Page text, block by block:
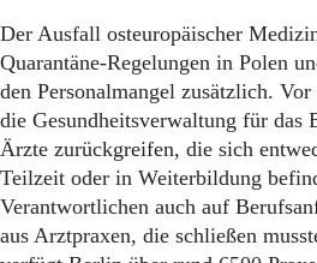
Der Ausfall osteuropäischer
Quarantäne-Regelungen in Polen
den Personalmangel zusätzlich.
die Gesundheitsverwaltung für das
Ärzte zurückgreifen, die sich
Teilzeit oder in Weiterbildung
Verantwortlichen auch auf
aus Arztpraxen, die schließen